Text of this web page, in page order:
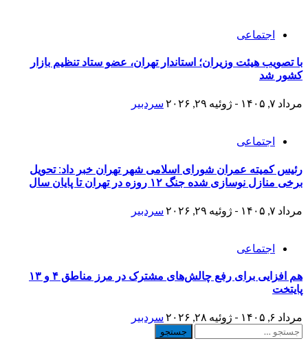
اجتماعی
با تصویب هیئت وزیران؛ استاندار تهران، عضو ستاد تنظیم بازار
کشور شد
مرداد ۷, ۱۴۰۵ - ژوئیه ۲۹, ۲۰۲۶ سردبیر
اجتماعی
رئیس کمیته عمران شورای اسلامی شهر تهران خبر داد: تحویل
برخی منازل نوسازی شده جنگ ۱۲ روزه در تهران تا پایان سال
مرداد ۷, ۱۴۰۵ - ژوئیه ۲۹, ۲۰۲۶ سردبیر
اجتماعی
هم افزایی برای رفع چالش‌های مشترک در مرز مناطق ۴ و ۱۳
پایتخت
مرداد ۶, ۱۴۰۵ - ژوئیه ۲۸, ۲۰۲۶
سردبیر
جستجو